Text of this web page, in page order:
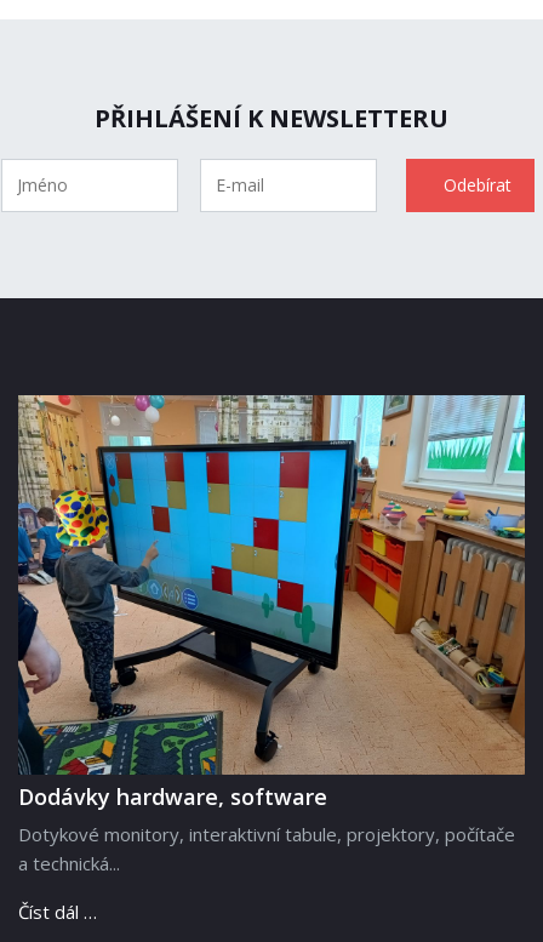
PŘIHLÁŠENÍ K NEWSLETTERU
Dodávky hardware, software
Dotykové monitory, interaktivní tabule, projektory, počítače
a technická...
Číst dál …